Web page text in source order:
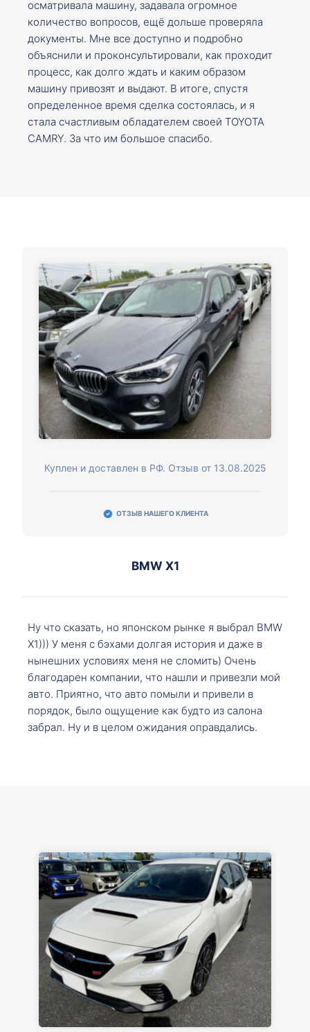
осматривала машину, задавала огромное
количество вопросов, ещё дольше проверяла
документы. Мне все доступно и подробно
объяснили и проконсультировали, как проходит
процесс, как долго ждать и каким образом
машину привозят и выдают. В итоге, спустя
определенное время сделка состоялась, и я
стала счастливым обладателем своей TOYOTA
CAMRY. За что им большое спасибо.
Куплен и доставлен в РФ. Отзыв от 13.08.2025
ОТЗЫВ НАШЕГО КЛИЕНТА
BMW X1
Ну что сказать, но японском рынке я выбрал BMW
X1))) У меня с бэхами долгая история и даже в
нынешних условиях меня не сломить) Очень
благодарен компании, что нашли и привезли мой
авто. Приятно, что авто помыли и привели в
порядок, было ощущение как будто из салона
забрал. Ну и в целом ожидания оправдались.